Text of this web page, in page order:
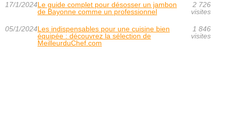
17/1/2024Le guide complet pour désosser un jambon
de Bayonne comme un professionnel
2 726
visites
05/1/2024Les indispensables pour une cuisine bien
équipée : découvrez la sélection de
MeilleurduChef.com
1 846
visites